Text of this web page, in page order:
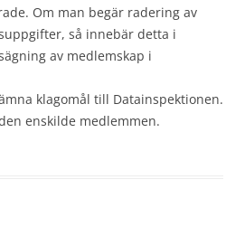
Om man begär radering av
så innebär detta i
av medlemskap i
klagomål till Datainspektionen.
enskilde medlemmen.